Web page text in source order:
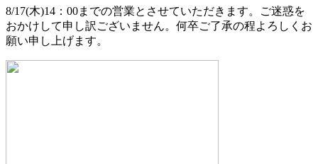
8/17(木)14：00までの営業とさせていただきます。ご迷惑を
おかけして申し訳ございません。何卒ご了承の程よろしくお
願い申し上げます。